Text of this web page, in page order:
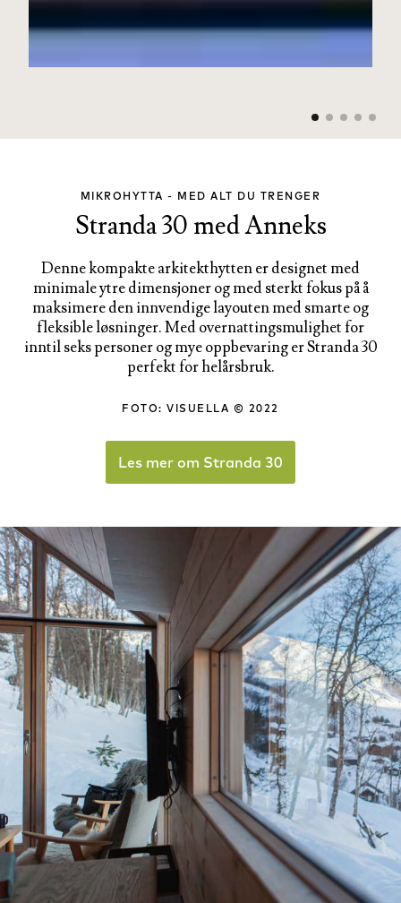
1 2 3 4 5
MIKROHYTTA - MED ALT DU TRENGER
Stranda 30 med Anneks
Denne kompakte arkitekthytten er designet med
minimale ytre dimensjoner og med sterkt fokus på å
maksimere den innvendige layouten med smarte og
fleksible løsninger. Med overnattingsmulighet for
inntil seks personer og mye oppbevaring er Stranda 30
perfekt for helårsbruk.
FOTO: VISUELLA © 2022
Les mer om Stranda 30